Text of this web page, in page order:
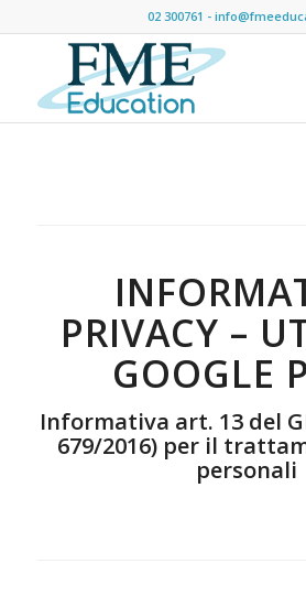
02 300761 -
PRIVACY –
GOOGLE
Informativa art. 13 del
679/2016) per il
personali